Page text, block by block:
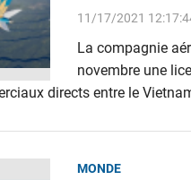
11/17/2021
La compagnie
novembre une
directs entre le
MONDE